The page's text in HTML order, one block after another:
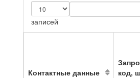
записей
Контактные данные
код,